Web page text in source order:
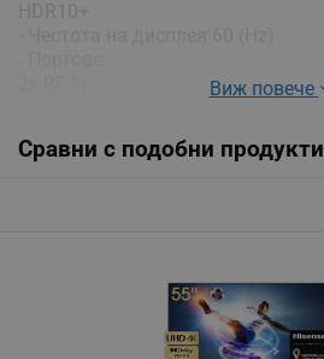
3x HDMI
Виж повече
Сравни с подобни продукти